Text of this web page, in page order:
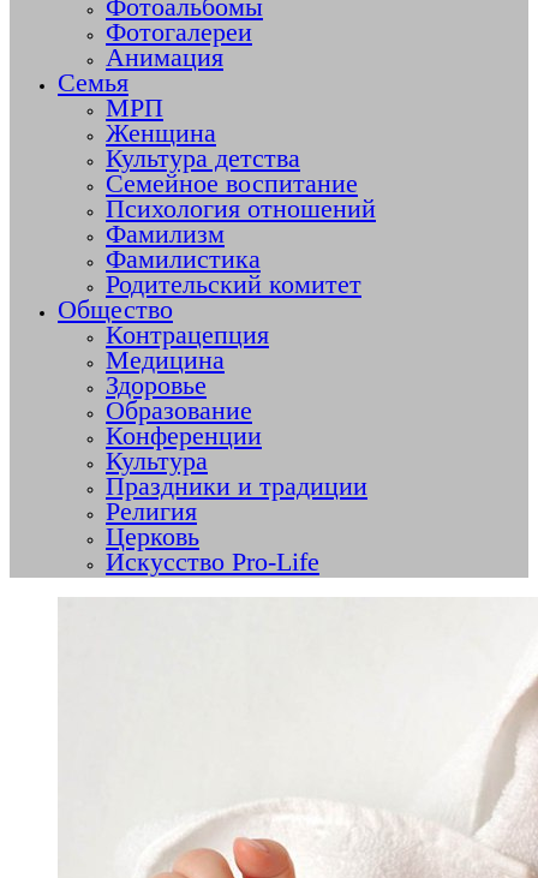
Фотоальбомы
Фотогалереи
Анимация
Семья
МРП
Женщина
Культура детства
Семейное воспитание
Психология отношений
Фамилизм
Фамилистика
Родительский комитет
Общество
Контрацепция
Медицина
Здоровье
Образование
Конференции
Культура
Праздники и традиции
Религия
Церковь
Искусство Pro-Life